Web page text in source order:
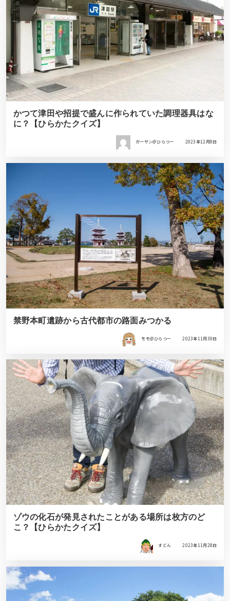
かつて津田や招提で盛んに作られていた調理器具はな
に？【ひらかたクイズ】
ガーサン＠ひらつー 2023年12月8日
禁野本町遺跡から古代都市の路面みつかる
モモ＠ひらつー 2023年11月30日
ゾウの化石が発見されたことがある場所は枚方のど
こ？【ひらかたクイズ】
すどん 2023年11月28日